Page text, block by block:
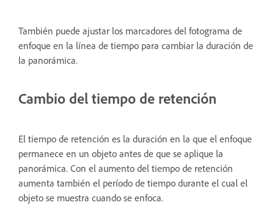
También puede ajustar los marcadores del fotograma de
enfoque en la línea de tiempo para cambiar la duración de
la panorámica.
Cambio del tiempo de retención
El tiempo de retención es la duración en la que el enfoque
permanece en un objeto antes de que se aplique la
panorámica. Con el aumento del tiempo de retención
aumenta también el período de tiempo durante el cual el
objeto se muestra cuando se enfoca.